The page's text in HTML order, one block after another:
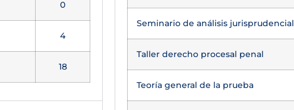
0
4
18
Seminario de análisis jurisprudencial
Taller derecho procesal penal
Teoría general de la prueba